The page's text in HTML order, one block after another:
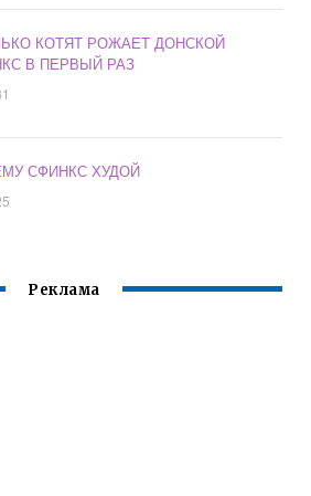
КОТЯТ РОЖАЕТ ДОНСКОЙ
В ПЕРВЫЙ РАЗ
СФИНКС ХУДОЙ
Реклама